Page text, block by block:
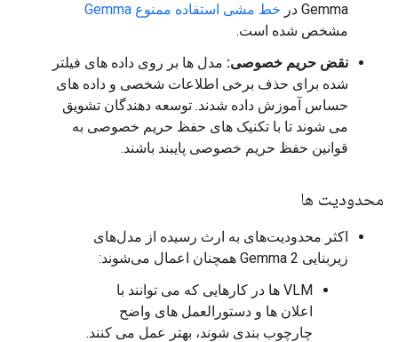
Gemma در
خط مشی استفاده ممنوع Gemma
مشخص شده است.
نقض حریم خصوصی: مدل ها بر روی داده های فیلتر
شده برای حذف برخی اطلاعات شخصی و داده های
حساس آموزش داده شدند. توسعه دهندگان تشویق
می شوند تا با تکنیک های حفظ حریم خصوصی به
قوانین حفظ حریم خصوصی پایبند باشند.
محدودیت ها
اکثر محدودیت‌های به ارث رسیده از مدل‌های
زیربنایی Gemma 2 همچنان اعمال می‌شوند:
VLM ها در کارهایی که می توانند با
اعلان ها و دستورالعمل های واضح
چارچوب بندی شوند، بهتر عمل می کنند.